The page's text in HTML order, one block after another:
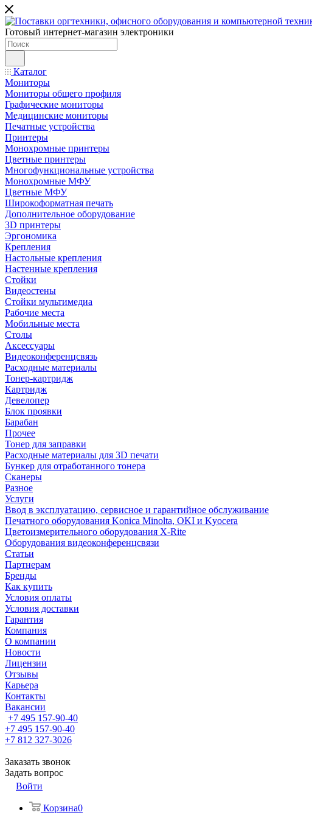
Готовый интернет-магазин электроники
Каталог
Мониторы
Мониторы общего профиля
Графические мониторы
Медицинские мониторы
Печатные устройства
Принтеры
Моноxромныe принтеры
Цвeтныe принтеры
Многофункциональные устройства
Монохромные МФУ
Цветные МФУ
Широкоформатная печать
Дополнительное оборудование
3D принтеры
Эргономика
Крепления
Настольные крепления
Настенные крепления
Стойки
Видеостены
Стойки мультимедиа
Рабочие места
Мобильные места
Столы
Аксессуары
Видеоконференцсвязь
Расходные материалы
Тонер-картридж
Картридж
Девелопер
Блок проявки
Барабан
Прочее
Тонер для заправки
Расходные материалы для 3D печати
Бункер для отработанного тонера
Сканеры
Разное
Услуги
Ввод в эксплуатацию, сервисное и гарантийное обслуживание
Печатного оборудования Konica Minolta, OKI и Kyocera
Цветоизмерительного оборудования X-Rite
Оборудования видеоконференцсвязи
Статьи
Партнерам
Бренды
Как купить
Условия оплаты
Условия доставки
Гарантия
Компания
О компании
Новости
Лицензии
Отзывы
Карьера
Контакты
Вакансии
+7 495 157-90-40
+7 495 157-90-40
+7 812 327-3026
Заказать звонок
Задать вопрос
Войти
Корзина0